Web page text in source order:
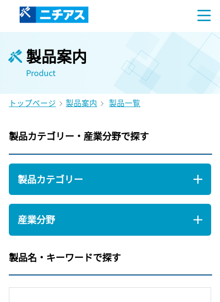
製品案内
Product
トップページ 製品案内 製品一覧
製品カテゴリー・産業分野で探す
製品カテゴリー
産業分野
製品名・キーワードで探す